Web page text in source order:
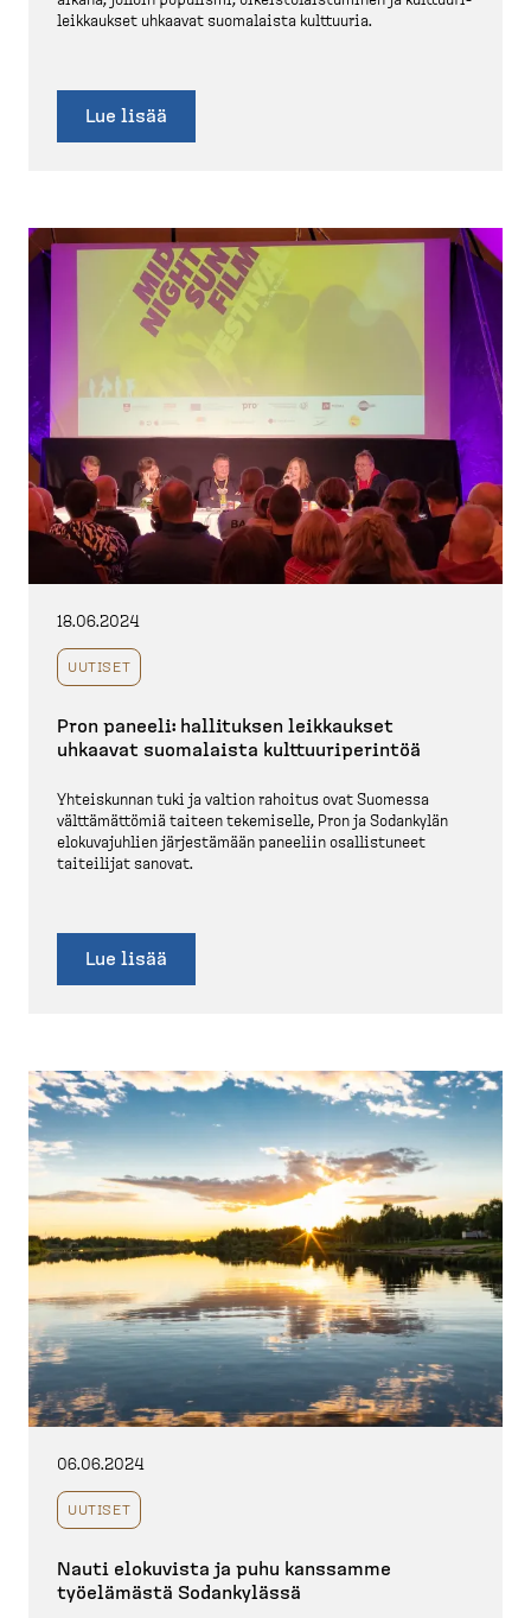
leik­kaukset uhkaavat suomalaista kulttuuria.
Lue lisää
18.06.2024
UUTISET
Pron paneeli: hallituksen leikkaukset
uhkaavat suomalaista kulttuu­ri­pe­rintöä
Yhteis­kunnan tuki ja valtion rahoitus ovat Suomessa
välttä­mättömiä taiteen tekemiselle, Pron ja Sodankylän
elokuva­juhlien järjes­tämään paneeliin osallis­tuneet
taiteilijat sanovat.
Lue lisää
06.06.2024
UUTISET
Nauti elokuvista ja puhu kanssamme
työelämästä Sodankylässä